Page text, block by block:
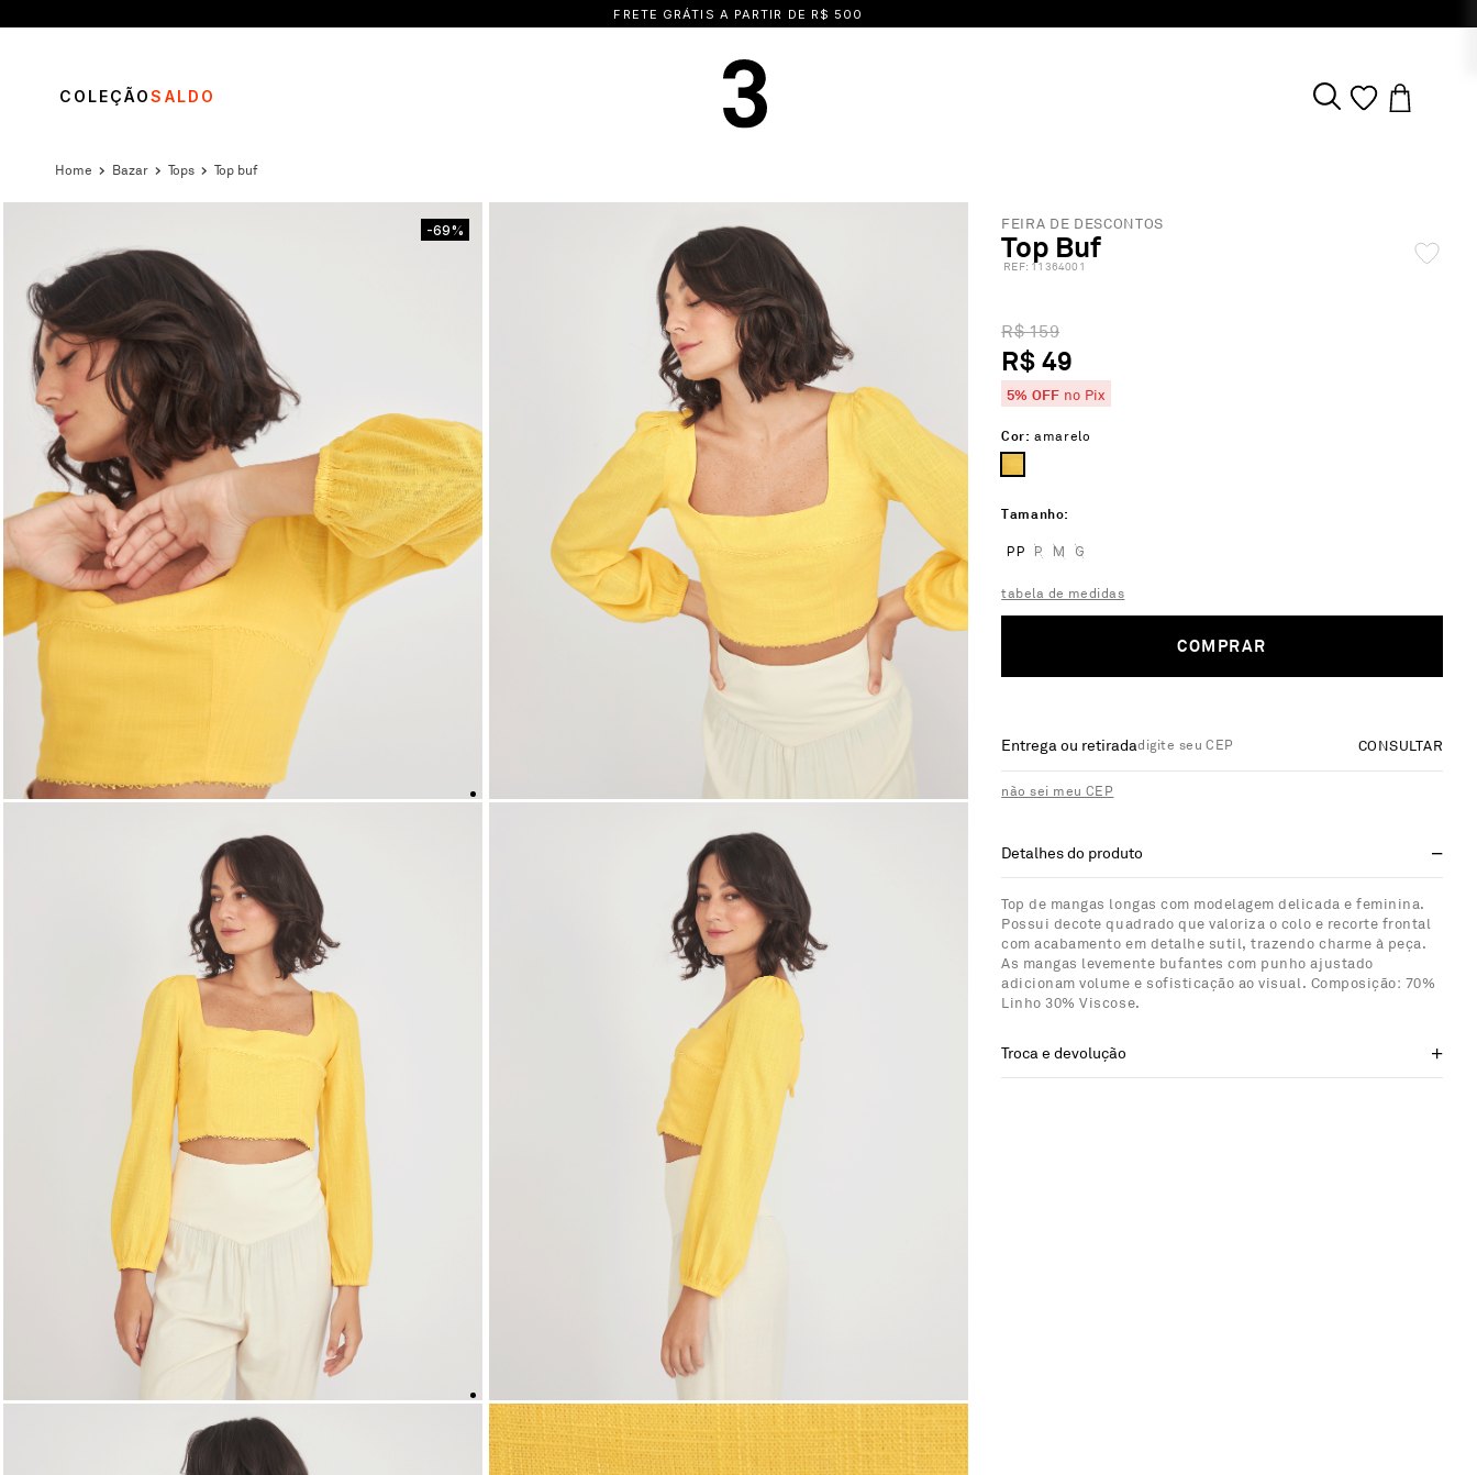
15% OFF NA PRIMEIRA COMPRA | CUPOM: BEMVINDA15
COLEÇÃOSALDO
bazar tops top buf
-69% FEIRA DE DESCONTOS
Top Buf
: 11364001
R$ 159
R$ 49
5% OFF no Pix
Cor: amarelo
Tamanho
PP P M G
tabela de medidas
COMPRAR
Entrega ou retirada CONSULTAR
não sei meu CEP
Detalhes do produto
Top de mangas longas com modelagem delicada e feminina.
Possui decote quadrado que valoriza o colo e recorte frontal
com acabamento em detalhe sutil, trazendo charme à peça.
As mangas levemente bufantes com punho ajustado
adicionam volume e sofisticação ao visual. Composição: 70%
Linho 30% Viscose.
Troca e devolução
TERMOS MAIS BUSCADOS
1º
vestido
2
blusa
3º
calça
4º
saia
5
top
biquini
7º
short
8º
camisa